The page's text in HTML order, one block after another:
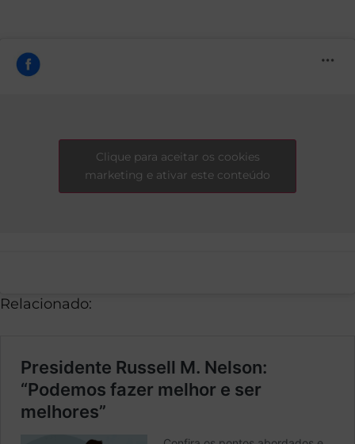
Clique para aceitar os cookies
marketing e ativar este conteúdo
Relacionado: